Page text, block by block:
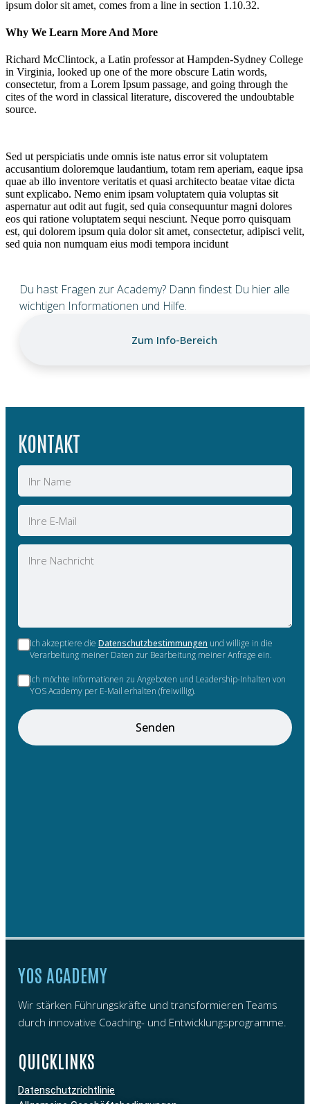
ipsum dolor sit amet, comes from a line in section 1.10.32.
Why We Learn More And More
Richard McClintock, a Latin professor at Hampden-Sydney College
in Virginia, looked up one of the more obscure Latin words,
consectetur, from a Lorem Ipsum passage, and going through the
cites of the word in classical literature, discovered the undoubtable
source.
Sed ut perspiciatis unde omnis iste natus error sit voluptatem
accusantium doloremque laudantium, totam rem aperiam, eaque ipsa
quae ab illo inventore veritatis et quasi architecto beatae vitae dicta
sunt explicabo. Nemo enim ipsam voluptatem quia voluptas sit
aspernatur aut odit aut fugit, sed quia consequuntur magni dolores
eos qui ratione voluptatem sequi nesciunt. Neque porro quisquam
est, qui dolorem ipsum quia dolor sit amet, consectetur, adipisci velit,
sed quia non numquam eius modi tempora incidunt
Du hast Fragen zur Academy? Dann findest Du hier alle
wichtigen Informationen und Hilfe.
Zum Info-Bereich
KONTAKT
Name
E-
Mail
Nachricht
Ich akzeptiere die Datenschutzbestimmungen und willige in die
Verarbeitung meiner Daten zur Bearbeitung meiner Anfrage ein.
Ich möchte Informationen zu Angeboten und Leadership-Inhalten von
YOS Academy per E-Mail erhalten (freiwillig).
Senden
YOS ACADEMY
Wir stärken Führungskräfte und transformieren Teams
durch innovative Coaching- und Entwicklungsprogramme.
QUICKLINKS
Datenschutzrichtlinie